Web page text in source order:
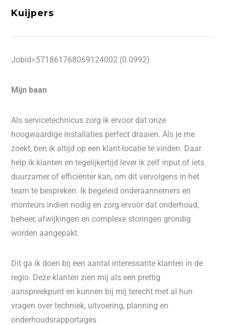
Kuijpers
Jobid=571861768069124002 (0.0992)
Mijn baan
Als servicetechnicus zorg ik ervoor dat onze
hoogwaardige installaties perfect draaien. Als je me
zoekt, ben ik altijd op een klant-locatie te vinden. Daar
help ik klanten en tegelijkertijd lever ik zelf input of iets
duurzamer of efficiënter kan, om dit vervolgens in het
team te bespreken. Ik begeleid onderaannemers en
monteurs indien nodig en zorg ervoor dat onderhoud,
beheer, afwijkingen en complexe storingen grondig
worden aangepakt.
Dit ga ik doen bij een aantal interessante klanten in de
regio. Deze klanten zien mij als een prettig
aanspreekpunt en kunnen bij mij terecht met al hun
vragen over techniek, uitvoering, planning en
onderhoudsrapportages